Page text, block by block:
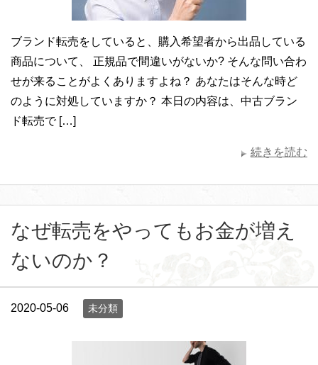
ブランド転売をしていると、購入希望者から出品している
商品について、 正規品で間違いがないか? そんな問い合わ
せが来ることがよくありますよね？ あなたはそんな時ど
のように対処していますか？ 本日の内容は、中古ブラン
ド転売で […]
続きを読む
なぜ転売をやってもお金が増え
ないのか？
2020-05-06 未分類